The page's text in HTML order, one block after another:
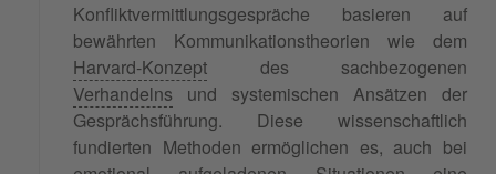
Konfliktvermittlungsgespräche basieren auf
bewährten Kommunikationstheorien wie dem
Harvard-Konzept des sachbezogenen
Verhandelns und systemischen Ansätzen der
Gesprächsführung. Diese wissenschaftlich
fundierten Methoden ermöglichen es, auch bei